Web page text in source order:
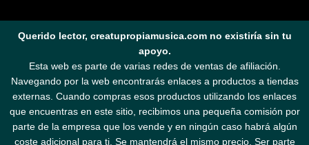
Querido lector, creatupropiamusica.com no existiría sin tu
apoyo.
Esta web es parte de varias redes de ventas de afiliación.
Navegando por la web encontrarás enlaces a productos a tiendas
externas. Cuando compras esos productos utilizando los enlaces
que encuentras en este sitio, recibimos una pequeña comisión por
parte de la empresa que los vende y en ningún caso habrá algún
coste adicional para ti. Se mantendrá el mismo precio. Ser parte